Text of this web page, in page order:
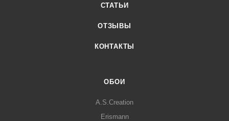
СТАТЬИ
ОТЗЫВЫ
КОНТАКТЫ
ОБОИ
A.S.Creation
Erismann